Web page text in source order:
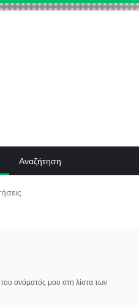
Αναζήτηση
ονόματός μου στη λίστα των